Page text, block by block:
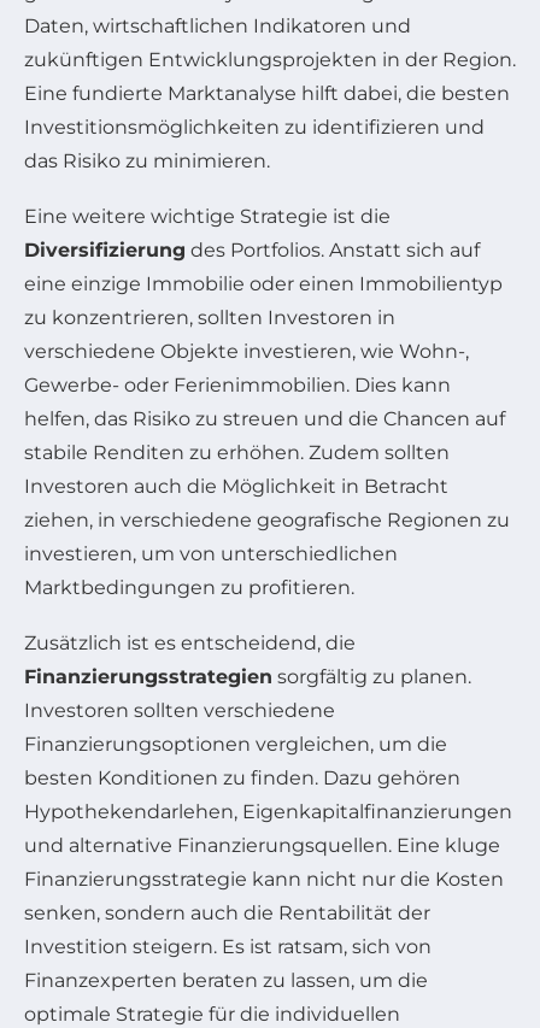
Daten, wirtschaftlichen Indikatoren und
zukünftigen Entwicklungsprojekten in der Region.
Eine fundierte Marktanalyse hilft dabei, die besten
Investitionsmöglichkeiten zu identifizieren und
das Risiko zu minimieren.
Eine weitere wichtige Strategie ist die
Diversifizierung des Portfolios. Anstatt sich auf
eine einzige Immobilie oder einen Immobilientyp
zu konzentrieren, sollten Investoren in
verschiedene Objekte investieren, wie Wohn-,
Gewerbe- oder Ferienimmobilien. Dies kann
helfen, das Risiko zu streuen und die Chancen auf
stabile Renditen zu erhöhen. Zudem sollten
Investoren auch die Möglichkeit in Betracht
ziehen, in verschiedene geografische Regionen zu
investieren, um von unterschiedlichen
Marktbedingungen zu profitieren.
Zusätzlich ist es entscheidend, die
Finanzierungsstrategien sorgfältig zu planen.
Investoren sollten verschiedene
Finanzierungsoptionen vergleichen, um die
besten Konditionen zu finden. Dazu gehören
Hypothekendarlehen, Eigenkapitalfinanzierungen
und alternative Finanzierungsquellen. Eine kluge
Finanzierungsstrategie kann nicht nur die Kosten
senken, sondern auch die Rentabilität der
Investition steigern. Es ist ratsam, sich von
Finanzexperten beraten zu lassen, um die
optimale Strategie für die individuellen